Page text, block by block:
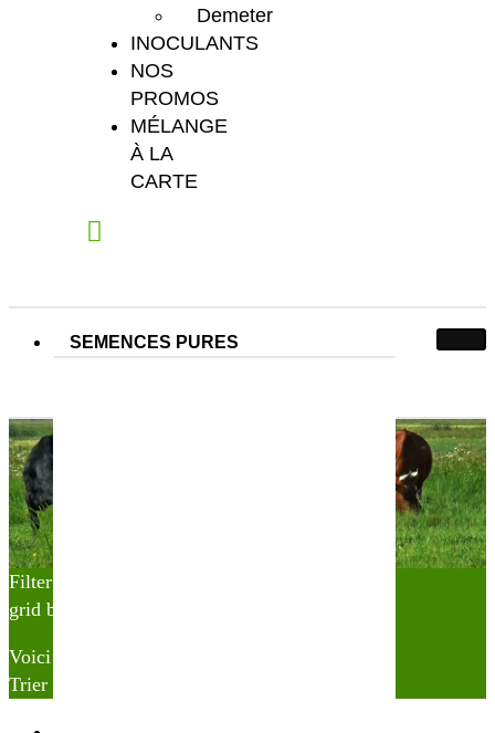
Demeter
INOCULANTS
NOS
PROMOS
MÉLANGE
À LA
CARTE
SEMENCES PURES
Filter
grid button
Voici le seul résultat
Trier par